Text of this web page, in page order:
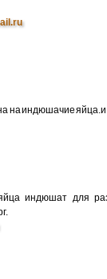
на индюшачие яйца.и
индюшат для